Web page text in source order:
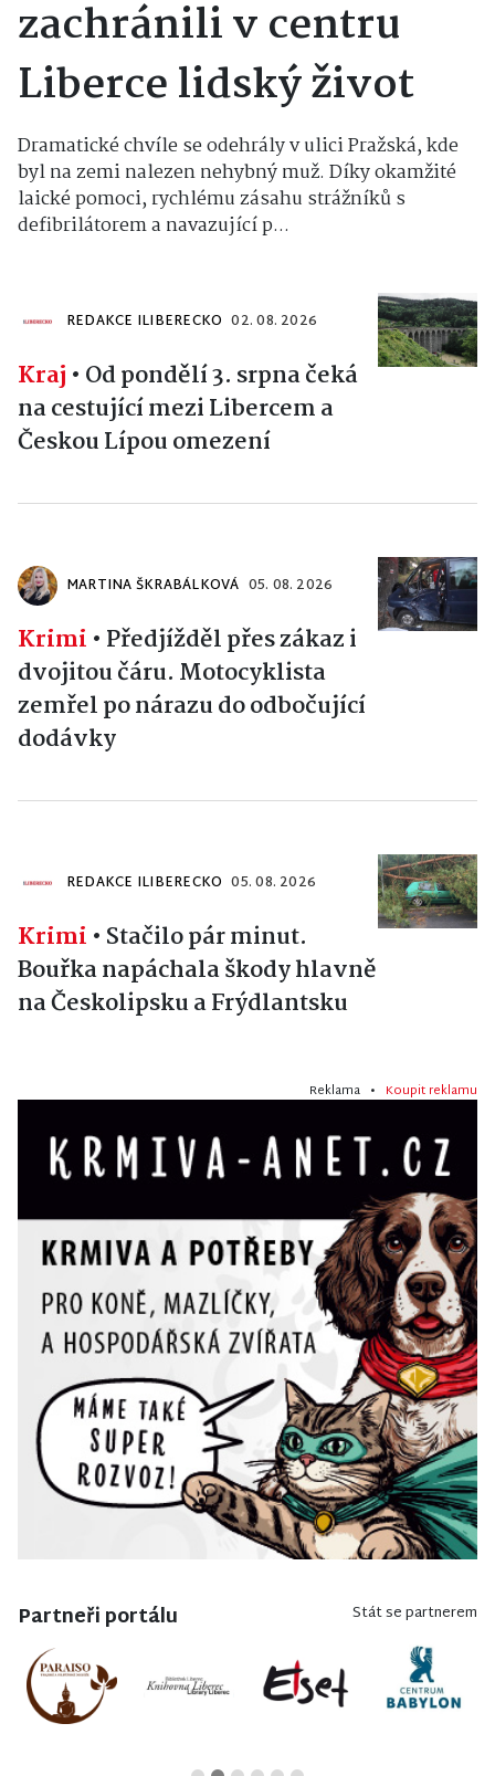
zachránili v centru
Liberce lidský život
Dramatické chvíle se odehrály v ulici Pražská, kde
byl na zemi nalezen nehybný muž. Díky okamžité
laické pomoci, rychlému zásahu strážníků s
defibrilátorem a navazující p...
REDAKCE ILIBERECKO 02. 08. 2026
Kraj • Od pondělí 3. srpna čeká
na cestující mezi Libercem a
Českou Lípou omezení
MARTINA ŠKRABÁLKOVÁ 05. 08. 2026
Krimi • Předjížděl přes zákaz i
dvojitou čáru. Motocyklista
zemřel po nárazu do odbočující
dodávky
REDAKCE ILIBERECKO 05. 08. 2026
Krimi • Stačilo pár minut.
Bouřka napáchala škody hlavně
na Českolipsku a Frýdlantsku
Reklama • Koupit reklamu
Partneři portálu Stát se partnerem